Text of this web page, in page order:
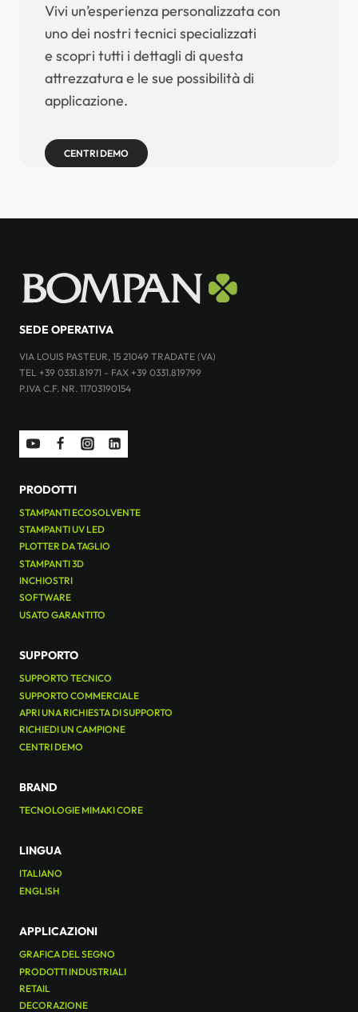
Vivi un’esperienza personalizzata con
uno dei nostri tecnici specializzati
e scopri tutti i dettagli di questa
attrezzatura e le sue possibilità di
applicazione.
CENTRI DEMO
SEDE OPERATIVA
VIA LOUIS PASTEUR, 15 21049 TRADATE (VA)
TEL +39 0331.81971 - FAX +39 0331.819799
P.IVA C.F. NR. 11703190154
PRODOTTI
STAMPANTI ECOSOLVENTE
STAMPANTI UV LED
PLOTTER DA TAGLIO
STAMPANTI 3D
INCHIOSTRI
SOFTWARE
USATO GARANTITO
SUPPORTO
SUPPORTO TECNICO
SUPPORTO COMMERCIALE
APRI UNA RICHIESTA DI SUPPORTO
RICHIEDI UN CAMPIONE
CENTRI DEMO
BRAND
TECNOLOGIE MIMAKI CORE
LINGUA
ITALIANO
ENGLISH
APPLICAZIONI
GRAFICA DEL SEGNO
PRODOTTI INDUSTRIALI
RETAIL
DECORAZIONE